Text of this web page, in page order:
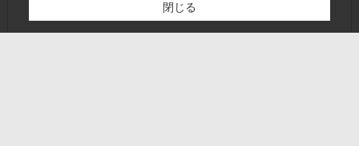
閉じる